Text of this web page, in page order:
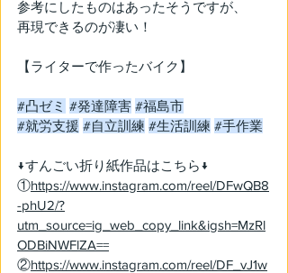
参考にしたものはあったそうですが、
再現できるのが凄い！
【ライターで作ったバイク】
#凸ゼミ #発達障害 #福島市
#就労支援 #自立訓練 #生活訓練 #手作業
↓すんごい折り紙作品はこちら↓
①https://www.instagram.com/reel/DFwQB8
-phU2/?
utm_source=ig_web_copy_link&igsh=MzRl
ODBiNWFlZA==
②https://www.instagram.com/reel/DF_vJ1w